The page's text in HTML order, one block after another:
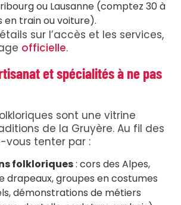
ou Lausanne (comptez 30 à
en train ou voiture).
sur l’accès et les services,
officielle.
et spécialités à ne pas
sont une vitrine
de la Gruyère. Au fil des
vous tenter par :
folkloriques: cors des Alpes,
drapeaux, groupes en costumes
démonstrations de métiers